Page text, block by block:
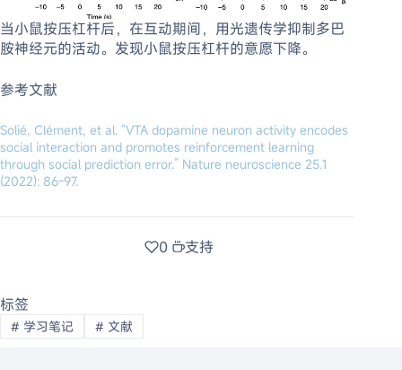
当小鼠按压杠杆后，在互动期间，用光遗传学抑制多巴
胺神经元的活动。发现小鼠按压杠杆的意愿下降。
参考文献
Solié, Clément, et al. “VTA dopamine neuron activity encodes
social interaction and promotes reinforcement learning
through social prediction error.” Nature neuroscience 25.1
(2022): 86-97.
0 支持
标签
# 学习笔记 # 文献